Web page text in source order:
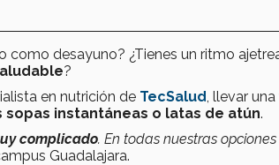
como desayuno? ¿Tienes un ritmo
?
en nutrición de TecSalud , llevar una
sopas instantáneas o latas de atún.
complicado. En todas nuestras
Guadalajara.